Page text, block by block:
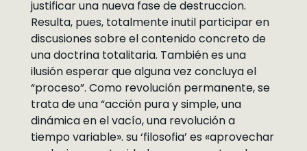
justificar una nueva fase de destruccion.
Resulta, pues, totalmente inutil participar en
discusiones sobre el contenido concreto de
una doctrina totalitaria. También es una
ilusión esperar que alguna vez concluya el
“proceso”. Como revolución permanente, se
trata de una “acción pura y simple, una
dinámica en el vacío, una revolución a
tiempo variable». su ‘filosofia’ es «aprovechar